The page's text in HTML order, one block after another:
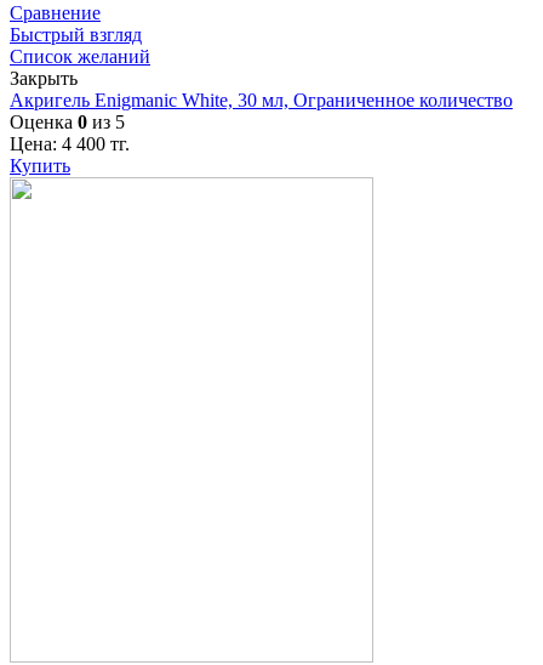
Сравнение
Быстрый взгляд
Список желаний
Закрыть
Акригель Enigmanic White, 30 мл, Ограниченное количество
Оценка 0 из 5
Цена: 4 400 тг.
Купить